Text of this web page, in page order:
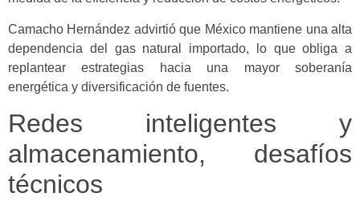
Camacho Hernández advirtió que México mantiene una alta
dependencia del gas natural importado, lo que obliga a
replantear estrategias hacia una mayor soberanía
energética y diversificación de fuentes.
Redes inteligentes y
almacenamiento, desafíos
técnicos